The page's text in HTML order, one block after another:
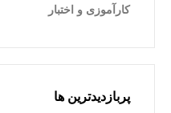
کارآموزی و اختبار
پربازدیدترین ها